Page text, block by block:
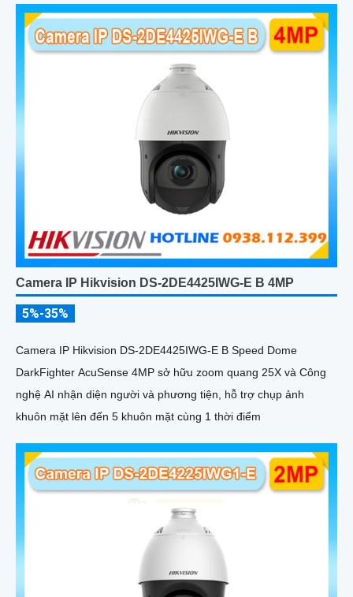
Camera IP Hikvision DS-2DE4425IWG-E B 4MP
5%-35%
Camera IP Hikvision DS-2DE4425IWG-E B Speed Dome
DarkFighter AcuSense 4MP sở hữu zoom quang 25X và Công
nghệ AI nhận diện người và phương tiện, hỗ trợ chụp ảnh
khuôn mặt lên đến 5 khuôn mặt cùng 1 thời điểm